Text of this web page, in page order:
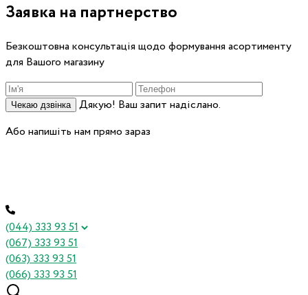
Заявка на партнерство
Безкоштовна консультація щодо формування асортименту
для Вашого магазину
Чекаю дзвінка
Дякую! Ваш запит надіслано.
Або напишіть нам прямо зараз
(044) 333 93 51
(067) 333 93 51
(063) 333 93 51
(066) 333 93 51